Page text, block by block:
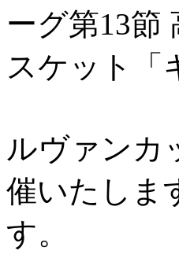
ーグ第13節
スケット「
ルヴァンカ
催いたしま
す。